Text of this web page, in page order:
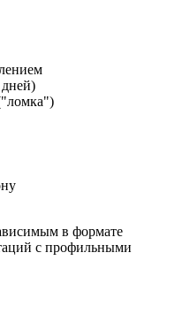
в формате
с профильными